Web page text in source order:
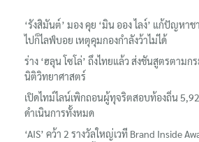
‘รังสิมันต์’ มอง คุย ‘มิน ออง ไลง์’ แก้ปัญห
ไปก็ไลฟ์บอย เหตุคุมกองกำลังว้าไม่ได้
ร่าง ‘ฮลุน โซโล่’ ถึงไทยแล้ว ส่งชันสูตรตามก
นิติวิทยาศาสตร์
เปิดไทม์ไลน์เพิกถอนผู้ทุจริตสอบท้องถิ่น
ดำเนินการทั้งหมด
‘AIS’ คว้า 2 รางวัลใหญ่เวที Brand Inside